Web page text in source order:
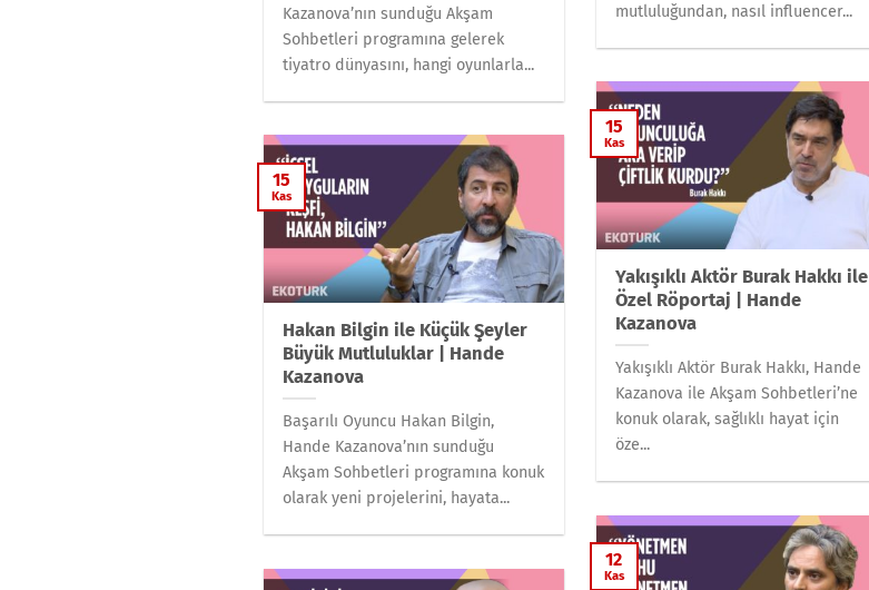
mutluluğundan, nasıl influencer...
Kazanova’nın sunduğu Akşam
Sohbetleri programına gelerek
tiyatro dünyasını, hangi oyunlarla...
Yakışıklı Aktör Burak Hakkı ile
Özel Röportaj | Hande
Kazanova
Yakışıklı Aktör Burak Hakkı, Hande
Kazanova ile Akşam Sohbetleri’ne
konuk olarak, sağlıklı hayat için
öze...
15
Kas
Hakan Bilgin ile Küçük Şeyler
Büyük Mutluluklar | Hande
Kazanova
Başarılı Oyuncu Hakan Bilgin,
Hande Kazanova’nın sunduğu
Akşam Sohbetleri programına konuk
olarak yeni projelerini, hayata...
15
Kas
12
Kas